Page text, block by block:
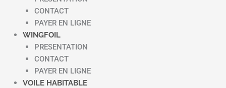
CONTACT
PAYER EN LIGNE
WINGFOIL
PRESENTATION
CONTACT
PAYER EN LIGNE
VOILE HABITABLE